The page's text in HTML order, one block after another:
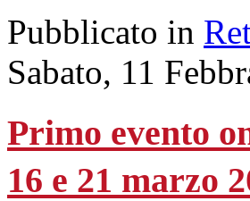
Pubblicato in
Sabato, 11
Primo evento
16 e 21 marzo